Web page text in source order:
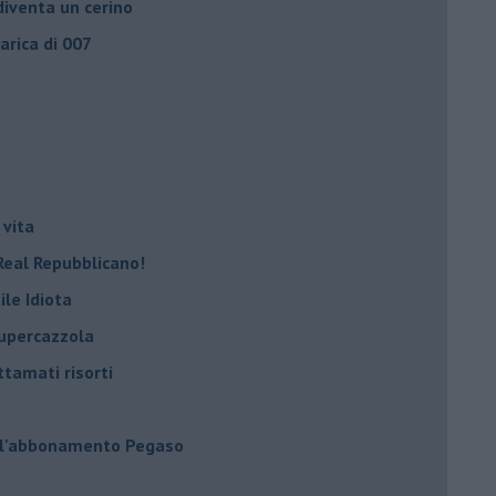
un cerino
di 007
Repubblicano!
Idiota
risorti
Pegaso